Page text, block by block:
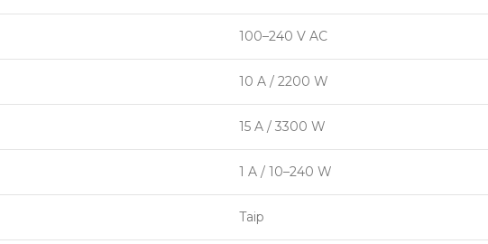
100–240 V AC
10 A / 2200 W
15 A / 3300 W
1 A / 10–240 W
Taip